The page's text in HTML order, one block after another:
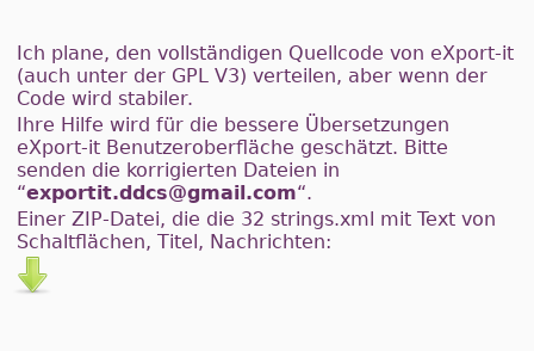
Ich plane, den vollständigen Quellcode von eXport-it
(auch unter der GPL V3) verteilen, aber wenn der
Code wird stabiler.
Ihre Hilfe wird für die bessere Übersetzungen
eXport-it Benutzeroberfläche geschätzt. Bitte
senden die korrigierten Dateien in
“exportit.ddcs@gmail.com“.
Einer ZIP-Datei, die die 32 strings.xml mit Text von
Schaltflächen, Titel, Nachrichten: